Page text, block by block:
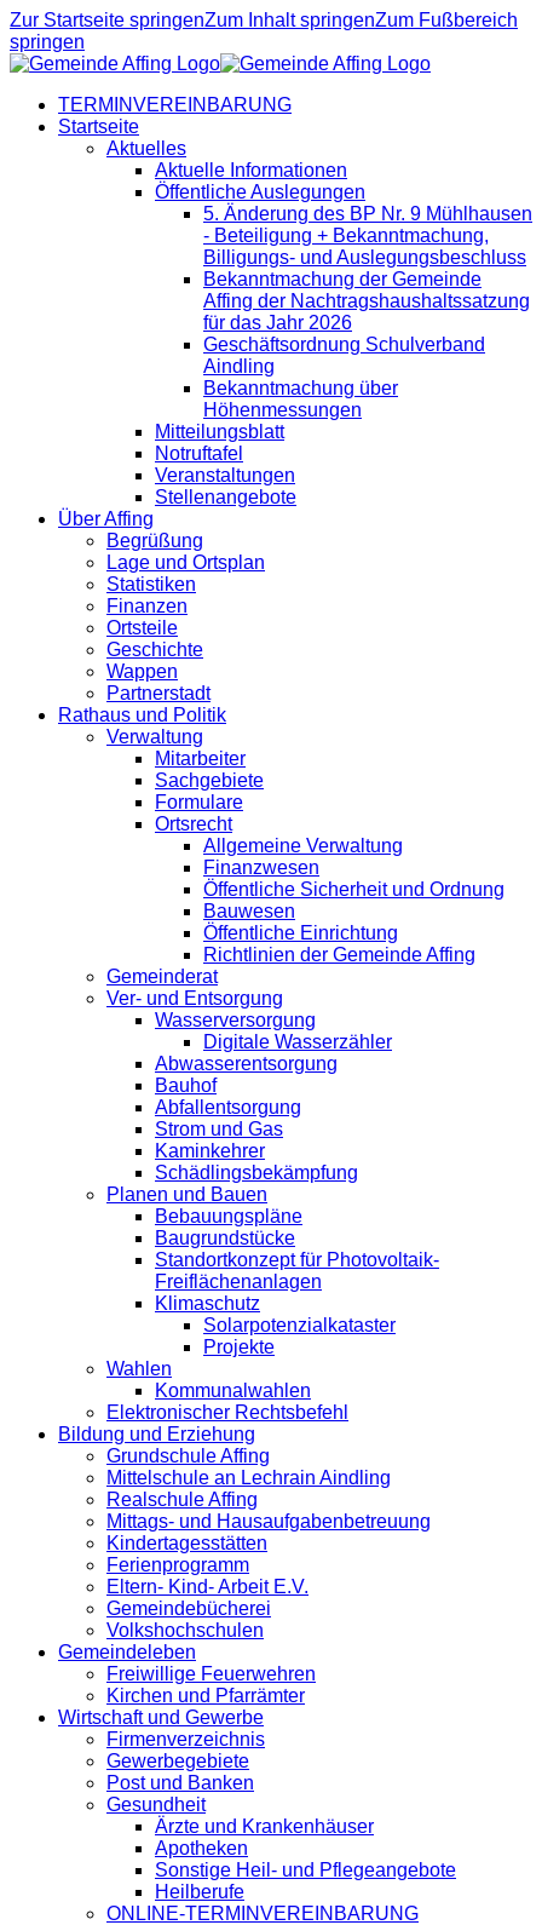
Zur Startseite springenZum Inhalt springenZum Fußbereich
springen
TERMINVEREINBARUNG
Startseite
Aktuelles
Aktuelle Informationen
Öffentliche Auslegungen
5. Änderung des BP Nr. 9 Mühlhausen
- Beteiligung + Bekanntmachung,
Billigungs- und Auslegungsbeschluss
Bekanntmachung der Gemeinde
Affing der Nachtragshaushaltssatzung
für das Jahr 2026
Geschäftsordnung Schulverband
Aindling
Bekanntmachung über
Höhenmessungen
Mitteilungsblatt
Notruftafel
Veranstaltungen
Stellenangebote
Über Affing
Begrüßung
Lage und Ortsplan
Statistiken
Finanzen
Ortsteile
Geschichte
Wappen
Partnerstadt
Rathaus und Politik
Verwaltung
Mitarbeiter
Sachgebiete
Formulare
Ortsrecht
Allgemeine Verwaltung
Finanzwesen
Öffentliche Sicherheit und Ordnung
Bauwesen
Öffentliche Einrichtung
Richtlinien der Gemeinde Affing
Gemeinderat
Ver- und Entsorgung
Wasserversorgung
Digitale Wasserzähler
Abwasserentsorgung
Bauhof
Abfallentsorgung
Strom und Gas
Kaminkehrer
Schädlingsbekämpfung
Planen und Bauen
Bebauungspläne
Baugrundstücke
Standortkonzept für Photovoltaik-
Freiflächenanlagen
Klimaschutz
Solarpotenzialkataster
Projekte
Wahlen
Kommunalwahlen
Elektronischer Rechtsbefehl
Bildung und Erziehung
Grundschule Affing
Mittelschule an Lechrain Aindling
Realschule Affing
Mittags- und Hausaufgabenbetreuung
Kindertagesstätten
Ferienprogramm
Eltern- Kind- Arbeit E.V.
Gemeindebücherei
Volkshochschulen
Gemeindeleben
Freiwillige Feuerwehren
Kirchen und Pfarrämter
Wirtschaft und Gewerbe
Firmenverzeichnis
Gewerbegebiete
Post und Banken
Gesundheit
Ärzte und Krankenhäuser
Apotheken
Sonstige Heil- und Pflegeangebote
Heilberufe
ONLINE-TERMINVEREINBARUNG